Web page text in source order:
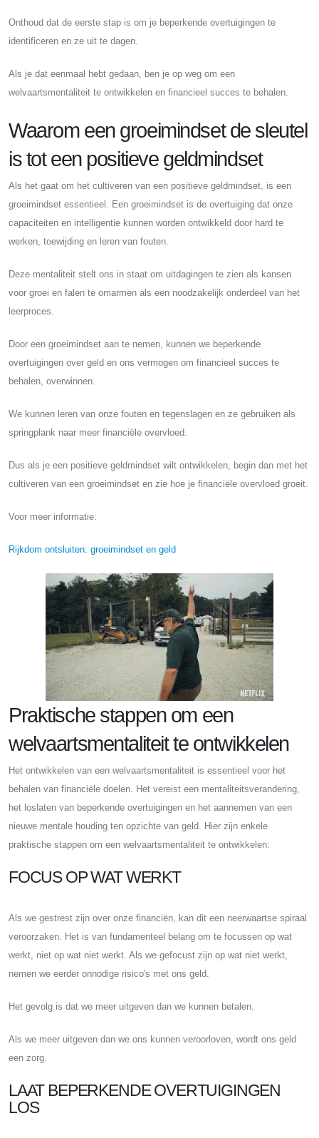
Onthoud dat de eerste stap is om je beperkende overtuigingen te
identificeren en ze uit te dagen.
Als je dat eenmaal hebt gedaan, ben je op weg om een ​​
welvaartsmentaliteit te ontwikkelen en financieel succes te behalen.
Waarom een ​​groeimindset de sleutel
is tot een positieve geldmindset
Als het gaat om het cultiveren van een positieve geldmindset, is een
groeimindset essentieel. Een groeimindset is de overtuiging dat onze
capaciteiten en intelligentie kunnen worden ontwikkeld door hard te
werken, toewijding en leren van fouten.
Deze mentaliteit stelt ons in staat om uitdagingen te zien als kansen
voor groei en falen te omarmen als een noodzakelijk onderdeel van het
leerproces.
Door een groeimindset aan te nemen, kunnen we beperkende
overtuigingen over geld en ons vermogen om financieel succes te
behalen, overwinnen.
We kunnen leren van onze fouten en tegenslagen en ze gebruiken als
springplank naar meer financiële overvloed.
Dus als je een positieve geldmindset wilt ontwikkelen, begin dan met het
cultiveren van een groeimindset en zie hoe je financiële overvloed groeit.
Voor meer informatie:
Rijkdom ontsluiten: groeimindset en geld
Praktische stappen om een ​​
welvaartsmentaliteit te ontwikkelen
Het ontwikkelen van een welvaartsmentaliteit is essentieel voor het
behalen van financiële doelen. Het vereist een mentaliteitsverandering,
het loslaten van beperkende overtuigingen en het aannemen van een
nieuwe mentale houding ten opzichte van geld. Hier zijn enkele
praktische stappen om een ​​welvaartsmentaliteit te ontwikkelen:
FOCUS OP WAT WERKT
Als we gestrest zijn over onze financiën, kan dit een neerwaartse spiraal
veroorzaken. Het is van fundamenteel belang om te focussen op wat
werkt, niet op wat niet werkt. Als we gefocust zijn op wat niet werkt,
nemen we eerder onnodige risico's met ons geld.
Het gevolg is dat we meer uitgeven dan we kunnen betalen.
Als we meer uitgeven dan we ons kunnen veroorloven, wordt ons geld
een zorg.
LAAT BEPERKENDE OVERTUIGINGEN
LOS